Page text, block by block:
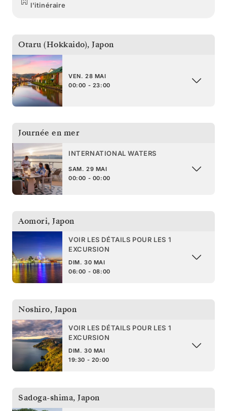
l'itinéraire
Otaru (Hokkaido), Japon
VEN. 28 MAI
00:00 - 23:00
Journée en mer
INTERNATIONAL WATERS
SAM. 29 MAI
00:00 - 00:00
Aomori, Japon
VOIR LES DÉTAILS POUR LES 1
EXCURSION
DIM. 30 MAI
06:00 - 08:00
Noshiro, Japon
VOIR LES DÉTAILS POUR LES 1
EXCURSION
DIM. 30 MAI
19:30 - 20:00
Sadoga-shima, Japon